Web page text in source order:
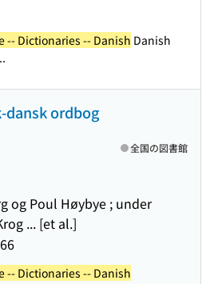
-- Dictionaries -- Danish Danish
dansk ordbog
og Poul Høybye ; under
... [et al.]
全国の図書館
-- Dictionaries -- Danish